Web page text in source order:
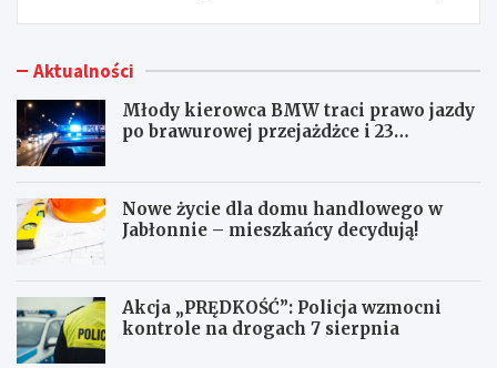
Aktualności
Młody kierowca BMW traci prawo jazdy
po brawurowej przejażdżce i 23
Nowe życie dla domu handlowego w
Jabłonnie – mieszkańcy decydują!
Akcja „PRĘDKOŚĆ”: Policja wzmocni
kontrole na drogach 7 sierpnia